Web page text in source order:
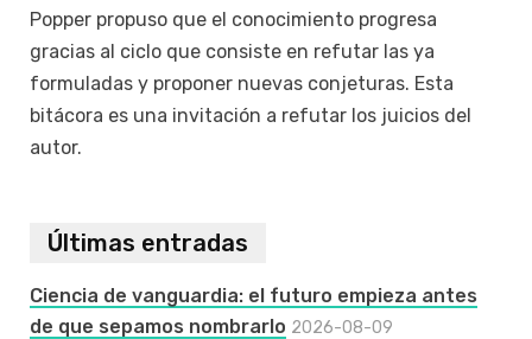
Popper propuso que el conocimiento progresa
gracias al ciclo que consiste en refutar las ya
formuladas y proponer nuevas conjeturas. Esta
bitácora es una invitación a refutar los juicios del
autor.
Últimas entradas
Ciencia de vanguardia: el futuro empieza antes
de que sepamos nombrarlo 2026-08-09